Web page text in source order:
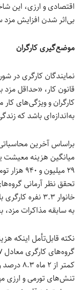
اقتصادی و ارزی، این
بی‌اثر شدن افزایش مزد
موضع‌گیری کارگران
قانون کار، «حداقل
کارگران و ویژگی‌های
به‌اندازه‌ای باشد که زندگی یک خانواده
براساس آخرین
۲۹
تحقق نظر آرمانی
به سابقه مذاکرات
نکته قابل‌تأمل اینکه
کمتر از
تنش‌های تورمی و ارزی